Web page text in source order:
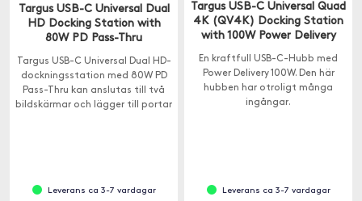
Targus USB-C Universal Dual
HD Docking Station with
80W PD Pass-Thru
Targus USB-C Universal Dual HD-
dockningsstation med 80W PD
Pass-Thru kan anslutas till två
bildskärmar och lägger till portar
Leverans ca 3-7 vardagar
Targus USB-C Universal Quad
4K (QV4K) Docking Station
with 100W Power Delivery
En kraftfull USB-C-Hubb med
Power Delivery 100W. Den här
hubben har otroligt många
ingångar.
Leverans ca 3-7 vardagar